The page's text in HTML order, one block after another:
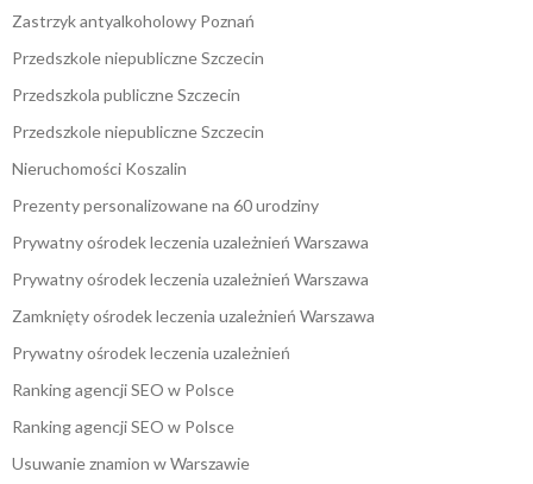
Zastrzyk antyalkoholowy Poznań
Przedszkole niepubliczne Szczecin
Przedszkola publiczne Szczecin
Przedszkole niepubliczne Szczecin
Nieruchomości Koszalin
Prezenty personalizowane na 60 urodziny
Prywatny ośrodek leczenia uzależnień Warszawa
Prywatny ośrodek leczenia uzależnień Warszawa
Zamknięty ośrodek leczenia uzależnień Warszawa
Prywatny ośrodek leczenia uzależnień
Ranking agencji SEO w Polsce
Ranking agencji SEO w Polsce
Usuwanie znamion w Warszawie